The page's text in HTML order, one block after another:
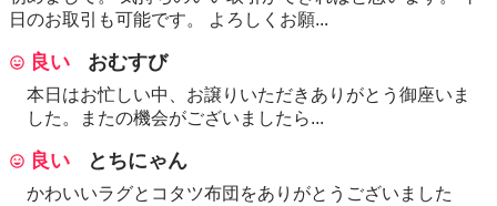
日のお取引も可能です。 よろしくお願...
良い おむすび
本日はお忙しい中、お譲りいただきありがとう御座いま
した。またの機会がございましたら...
良い とちにゃん
かわいいラグとコタツ布団をありがとうございました